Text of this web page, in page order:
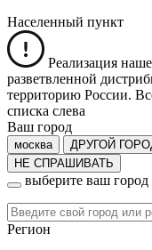
Населенный пункт
Реализация
разветвленной
территорию России.
списка слева
Ваш город
москва ДРУГОЙ
НЕ СПРАШИВАТЬ
выберите ваш город
Регион